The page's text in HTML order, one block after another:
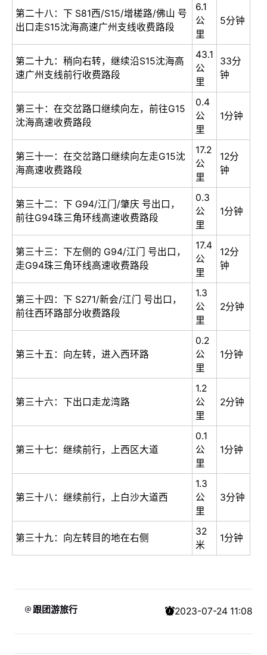
第二十八：下 S81西/S15/增槎路/佛山 号
出口走S15沈海高速广州支线收费路段
6.1
公
里
5分钟
第二十九：稍向右转，继续沿S15沈海高
速广州支线前行收费路段
43.1
公
里
33分
钟
第三十：在交岔路口继续向左，前往G15
沈海高速收费路段
0.4
公
里
1分钟
第三十一：在交岔路口继续向左走G15沈
海高速收费路段
17.2
公
里
12分
钟
第三十二：下 G94/江门/肇庆 号出口，
前往G94珠三角环线高速收费路段
0.3
公
里
1分钟
第三十三：下左侧的 G94/江门 号出口，
走G94珠三角环线高速收费路段
17.4
公
里
12分
钟
第三十四：下 S271/新会/江门 号出口，
前往西环路部分收费路段
1.3
公
里
2分钟
第三十五：向左转，进入西环路
0.2
公
里
1分钟
第三十六：下出口走龙湾路
1.2
公
里
2分钟
第三十七：继续前行，上西区大道
0.1
公
里
1分钟
第三十八：继续前行，上白沙大道西
1.3
公
里
3分钟
第三十九：向左转目的地在右侧
32
米
1分钟
跟团游旅行 2023-07-24 11:08